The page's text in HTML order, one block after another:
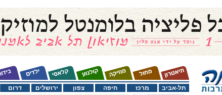
דרום ירושלים צפון חיפה מרכז תל-אביב